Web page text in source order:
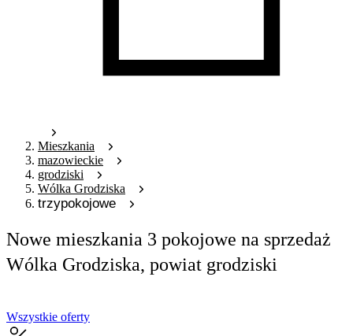
Mieszkania
mazowieckie
grodziski
Wólka Grodziska
trzypokojowe
Nowe mieszkania 3 pokojowe na sprzedaż
Wólka Grodziska, powiat grodziski
Wszystkie oferty